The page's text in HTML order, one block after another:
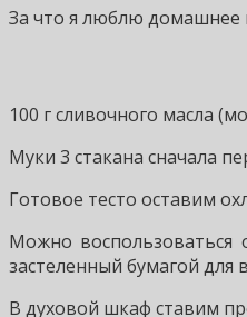
За что я люблю домашнее
100 г сливочного масла
Муки 3 стакана сначала
Готовое тесто оставим
Можно
застеленный бумагой для
В духовой шкаф ставим